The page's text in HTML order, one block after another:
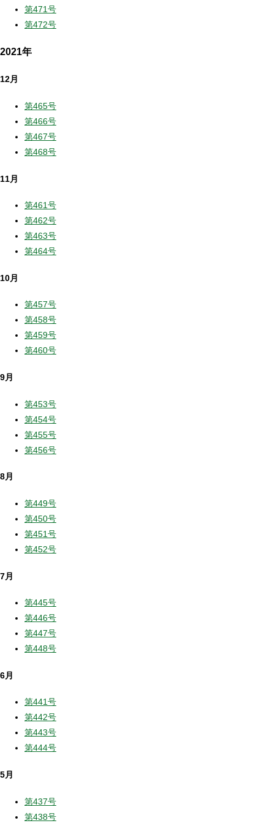
第471号
第472号
2021年
12月
第465号
第466号
第467号
第468号
11月
第461号
第462号
第463号
第464号
10月
第457号
第458号
第459号
第460号
9月
第453号
第454号
第455号
第456号
8月
第449号
第450号
第451号
第452号
7月
第445号
第446号
第447号
第448号
6月
第441号
第442号
第443号
第444号
5月
第437号
第438号